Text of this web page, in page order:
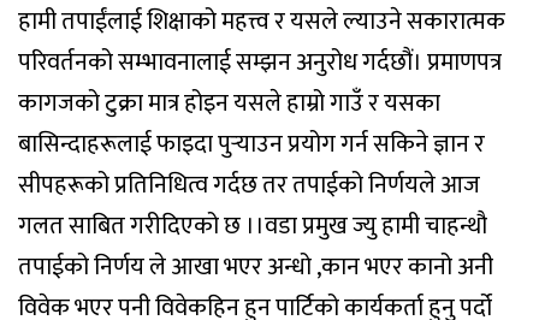
हामी तपाईंलाई शिक्षाको महत्त्व र यसले ल्याउने सकारात्मक
परिवर्तनको सम्भावनालाई सम्झन अनुरोध गर्दछौं। प्रमाणपत्र
कागजको टुक्रा मात्र होइन यसले हाम्रो गाउँ र यसका
बासिन्दाहरूलाई फाइदा पुर्‍याउन प्रयोग गर्न सकिने ज्ञान र
सीपहरूको प्रतिनिधित्व गर्दछ तर तपाईको निर्णयले आज
गलत साबित गरीदिएको छ ।।वडा प्रमुख ज्यु हामी चाहन्थौ
तपाईको निर्णय ले आखा भएर अन्धो ,कान भएर कानो अनी
विवेक भएर पनी विवेकहिन हुन पार्टिको कार्यकर्ता हुनु पर्दो